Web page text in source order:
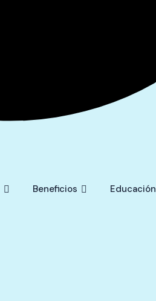
Beneficios Educación